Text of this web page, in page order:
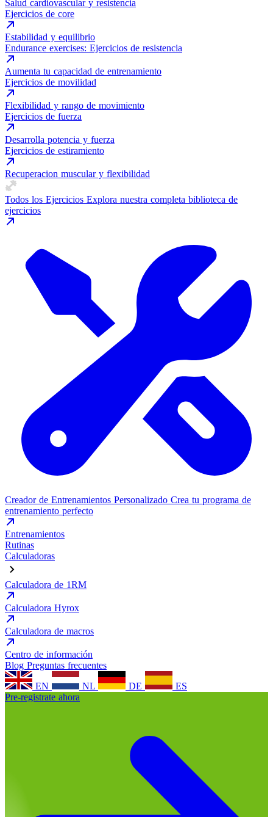
Salud cardiovascular y resistencia
Ejercicios de core
Estabilidad y equilibrio
Endurance exercises: Ejercicios de resistencia
Aumenta tu capacidad de entrenamiento
Ejercicios de movilidad
Flexibilidad y rango de movimiento
Ejercicios de fuerza
Desarrolla potencia y fuerza
Ejercicios de estiramiento
Recuperacion muscular y flexibilidad
Todos los Ejercicios Explora nuestra completa biblioteca de
ejercicios
Creador de Entrenamientos Personalizado Crea tu programa de
entrenamiento perfecto
Entrenamientos
Rutinas
Calculadoras
Calculadora de 1RM
Calculadora Hyrox
Calculadora de macros
Centro de información
Blog Preguntas frecuentes
EN
NL DE
ES
Pre-registrate ahora